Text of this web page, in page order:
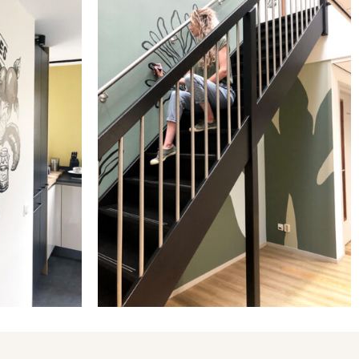
als
Kantoor Dokkum
krijgt
muurschildering
trappenhuis